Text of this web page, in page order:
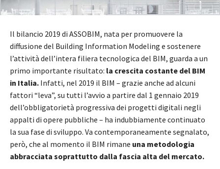
Il bilancio 2019 di ASSOBIM, nata per promuovere la
diffusione del Building Information Modeling e sostenere
l’attività dell’intera filiera tecnologica del BIM, guarda a un
primo importante risultato: la crescita costante del BIM
in Italia. Infatti, nel 2019 il BIM – grazie anche ad alcuni
fattori “leva”, su tutti l’avvio a partire dal 1 gennaio 2019
dell’obbligatorietà progressiva dei progetti digitali negli
appalti di opere pubbliche – ha indubbiamente continuato
la sua fase di sviluppo. Va contemporaneamente segnalato,
però, che al momento il BIM rimane una metodologia
abbracciata soprattutto dalla fascia alta del mercato.